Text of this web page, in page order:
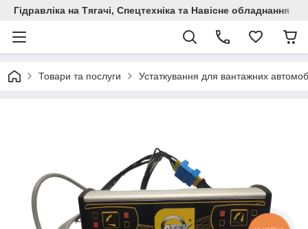
Гідравліка на Тягачі, Спецтехніка та Навісне обладнання
Товари та послуги Устаткування для вантажних